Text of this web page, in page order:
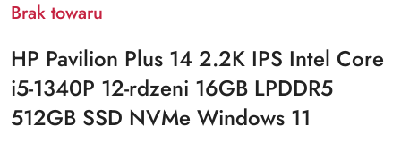
Brak towaru
HP Pavilion Plus 14 2.2K IPS Intel Core
i5-1340P 12-rdzeni 16GB LPDDR5
512GB SSD NVMe Windows 11